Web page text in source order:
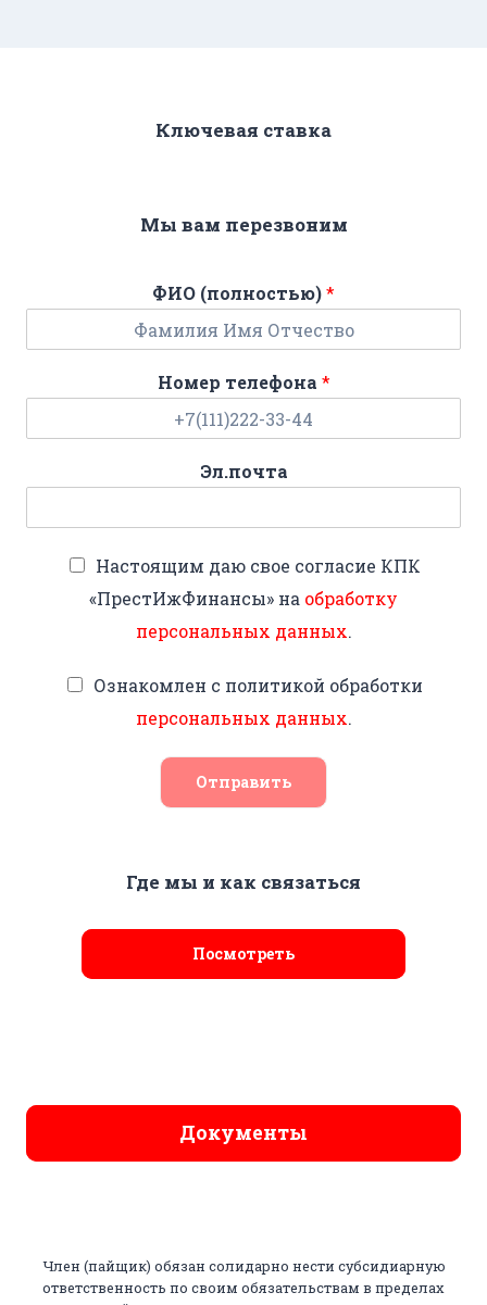
Ключевая ставка
Мы вам перезвоним
ФИО (полностью)*
Номер телефона *
Эл.почта
Настоящим даю свое согласие КПК
«ПрестИжФинансы» на обработку
персональных данных.
Ознакомлен с политикой обработки
персональных данных.
Отправить
Где мы и как связаться
Посмотреть
Документы
Член (пайщик) обязан солидарно нести субсидиарную
ответственность по своим обязательствам в пределах